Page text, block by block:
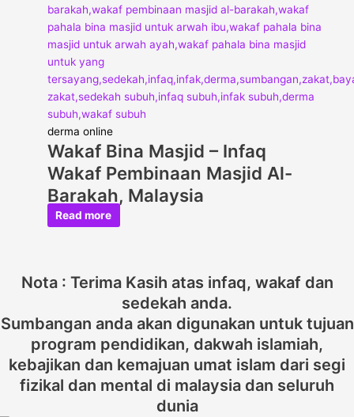
derma online
Wakaf Bina Masjid – Infaq
Wakaf Pembinaan Masjid Al-
Barakah, Malaysia
Read more
Nota : Terima Kasih atas infaq, wakaf dan
sedekah anda.
Sumbangan anda akan digunakan untuk tujuan
program pendidikan, dakwah islamiah,
kebajikan dan kemajuan umat islam dari segi
fizikal dan mental di malaysia dan seluruh
dunia